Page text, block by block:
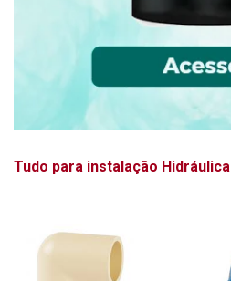
Tudo para instalação Hidráulica